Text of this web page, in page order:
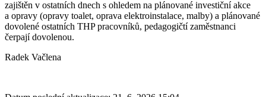
zajištěn v ostatních dnech s ohledem na plánované investiční akce
a opravy (opravy toalet, oprava elektroinstalace, malby) a plánované
dovolené ostatních THP pracovníků, pedagogičtí zaměstnanci
čerpají dovolenou.
Radek Vačlena